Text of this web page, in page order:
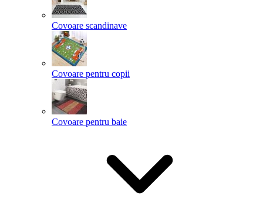
Covoare scandinave
Covoare pentru copii
Covoare pentru baie